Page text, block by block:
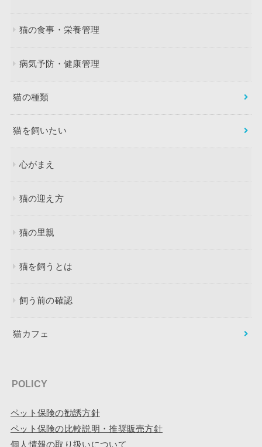
猫の食事・栄養管理
病気予防・健康管理
猫の種類
猫を飼いたい
心がまえ
猫の迎え方
猫の里親
猫を飼うとは
飼う前の確認
猫カフェ
POLICY
ペット保険の勧誘方針
ペット保険の比較説明・推奨販売方針
個人情報の取り扱いについて